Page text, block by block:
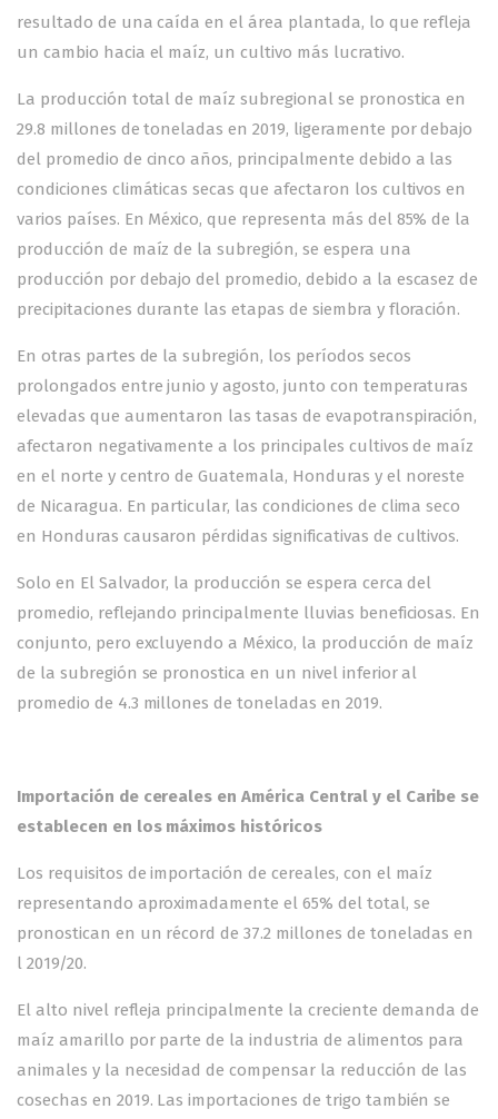
resultado de una caída en el área plantada, lo que refleja
un cambio hacia el maíz, un cultivo más lucrativo.
La producción total de maíz subregional se pronostica en
29.8 millones de toneladas en 2019, ligeramente por debajo
del promedio de cinco años, principalmente debido a las
condiciones climáticas secas que afectaron los cultivos en
varios países. En México, que representa más del 85% de la
producción de maíz de la subregión, se espera una
producción por debajo del promedio, debido a la escasez de
precipitaciones durante las etapas de siembra y floración.
En otras partes de la subregión, los períodos secos
prolongados entre junio y agosto, junto con temperaturas
elevadas que aumentaron las tasas de evapotranspiración,
afectaron negativamente a los principales cultivos de maíz
en el norte y centro de Guatemala, Honduras y el noreste
de Nicaragua. En particular, las condiciones de clima seco
en Honduras causaron pérdidas significativas de cultivos.
Solo en El Salvador, la producción se espera cerca del
promedio, reflejando principalmente lluvias beneficiosas. En
conjunto, pero excluyendo a México, la producción de maíz
de la subregión se pronostica en un nivel inferior al
promedio de 4.3 millones de toneladas en 2019.
Importación de cereales en América Central y el Caribe se
establecen en los máximos históricos
Los requisitos de importación de cereales, con el maíz
representando aproximadamente el 65% del total, se
pronostican en un récord de 37.2 millones de toneladas en
l 2019/20.
El alto nivel refleja principalmente la creciente demanda de
maíz amarillo por parte de la industria de alimentos para
animales y la necesidad de compensar la reducción de las
cosechas en 2019. Las importaciones de trigo también se